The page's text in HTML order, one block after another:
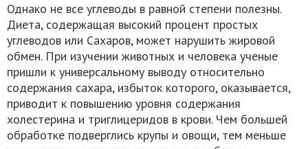
Однако не все углеводы в равной степени полезны.
Диета, содержащая высокий процент простых
углеводов или Сахаров, может нарушить жировой
обмен. При изучении животных и человека ученые
пришли к универсальному выводу относительно
содержания сахара, избыток которого, оказывается,
приводит к повышению уровня содержания
холестерина и триглицеридов в крови. Чем большей
обработке подверглись крупы и овощи, тем меньше